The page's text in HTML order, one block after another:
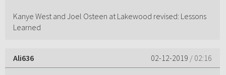
Kanye West and Joel Osteen at Lakewood revised: Lessons
Learned
Ali636 02-12-2019 / 02:16